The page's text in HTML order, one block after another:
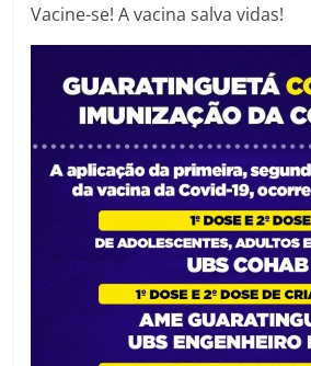
Vacine-se! A vacina salva vidas!